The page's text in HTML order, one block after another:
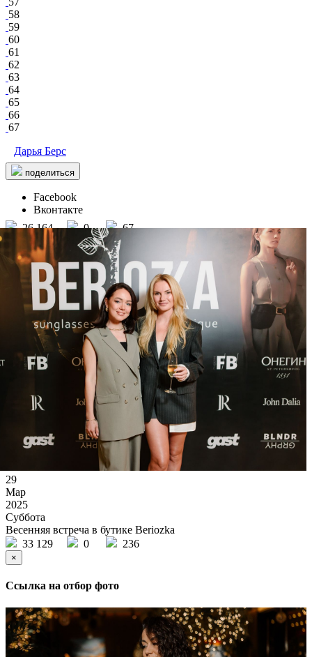
58
59
60
61
62
63
64
65
66
67
Дарья Берс
поделиться
Facebook
Вконтакте
26 164
0
67
Vklybe.tv Sochi
/ другие события
29
Мар
2025
Суббота
Весенняя встреча в бутике Beriozka
33 129
0 236
×
Ссылка на отбор фото